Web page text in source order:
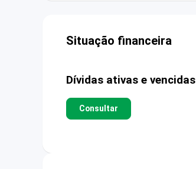
Situação financeira
Dívidas ativas e vencidas
Consultar